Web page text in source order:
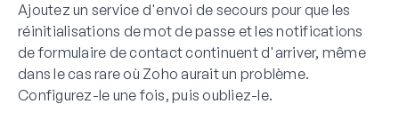
Ajoutez un service d'envoi de secours pour que les
réinitialisations de mot de passe et les notifications
de formulaire de contact continuent d'arriver, même
dans le cas rare où Zoho aurait un problème.
Configurez-le une fois, puis oubliez-le.